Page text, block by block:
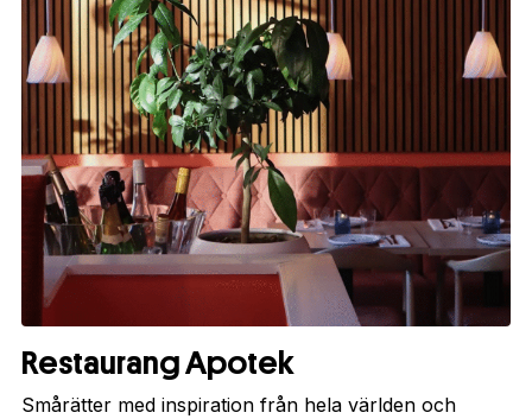
Restaurang Apotek
Smårätter med inspiration från hela världen och